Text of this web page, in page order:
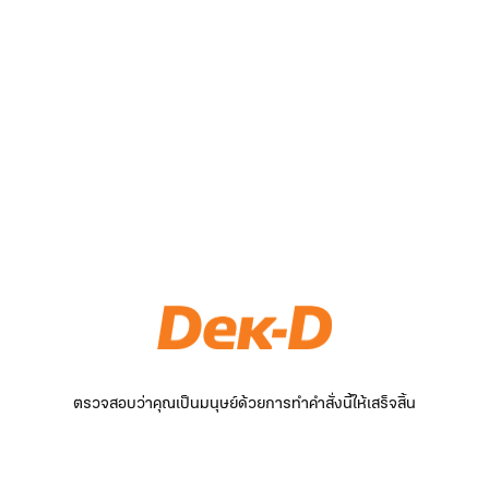
ตรวจสอบว่าคุณเป็นมนุษย์ด้วยการทำคำสั่งนี้ให้เสร็จสิ้น